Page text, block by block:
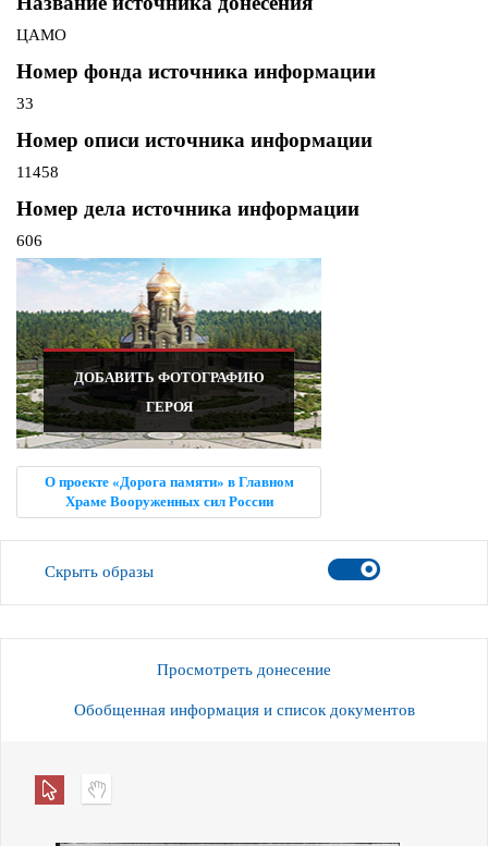
ЦАМО
Номер фонда источника информации
33
Номер описи источника информации
11458
Номер дела источника информации
606
ДОБАВИТЬ ФОТОГРАФИЮ
ГЕРОЯ
О проекте «Дорога памяти» в Главном
Храме Вооруженных сил России
Скрыть образы
Просмотреть донесение
Обобщенная информация и список документов